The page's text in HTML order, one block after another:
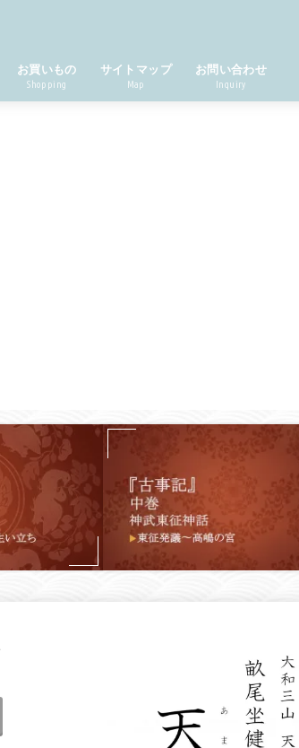
お買いもの
Shopping
サイトマップ
Map
お問い合わせ
Inquiry